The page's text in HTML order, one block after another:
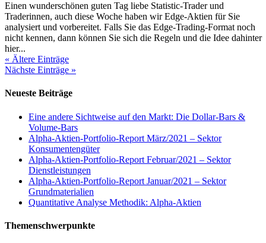
Einen wunderschönen guten Tag liebe Statistic-Trader und
Traderinnen, auch diese Woche haben wir Edge-Aktien für Sie
analysiert und vorbereitet. Falls Sie das Edge-Trading-Format noch
nicht kennen, dann können Sie sich die Regeln und die Idee dahinter
hier...
« Ältere Einträge
Nächste Einträge »
Neueste Beiträge
Eine andere Sichtweise auf den Markt: Die Dollar-Bars &
Volume-Bars
Alpha-Aktien-Portfolio-Report März/2021 – Sektor
Konsumentengüter
Alpha-Aktien-Portfolio-Report Februar/2021 – Sektor
Dienstleistungen
Alpha-Aktien-Portfolio-Report Januar/2021 – Sektor
Grundmaterialien
Quantitative Analyse Methodik: Alpha-Aktien
Themenschwerpunkte